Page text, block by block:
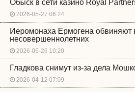
Обыск в сети казино Royal
2026-05-27 06:24
Иеромонаха Ермогена обвиняют
несовершеннолетних
2026-05-26 10:20
Гладкова снимут из-за дела
2026-04-12 07:09